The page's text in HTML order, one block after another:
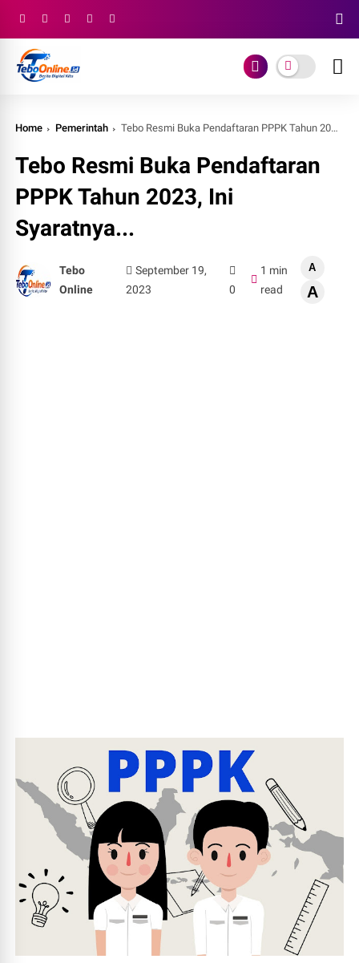
Home Pemerintah Tebo Resmi Buka Pendaftaran PPPK Tahun 2023, Ini Syaratnya...
Tebo Resmi Buka Pendaftaran
PPPK Tahun 2023, Ini
Syaratnya...
Tebo
Online
September 19,
2023
0
1 min
read
A
A